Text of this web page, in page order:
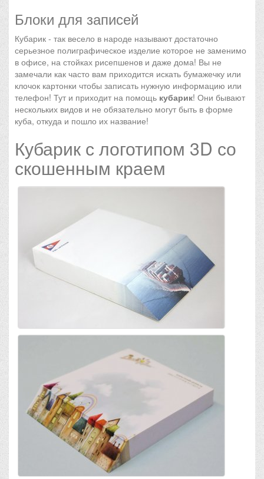
Блоки для записей
Кубарик - так весело в народе называют достаточно
серьезное полиграфическое изделие которое не заменимо
в офисе, на стойках рисепшенов и даже дома! Вы не
замечали как часто вам приходится искать бумажечку или
клочок картонки чтобы записать нужную информацию или
телефон! Тут и приходит на помощь кубарик! Они бывают
нескольких видов и не обязательно могут быть в форме
куба, откуда и пошло их название!
Кубарик с логотипом 3D со
скошенным краем